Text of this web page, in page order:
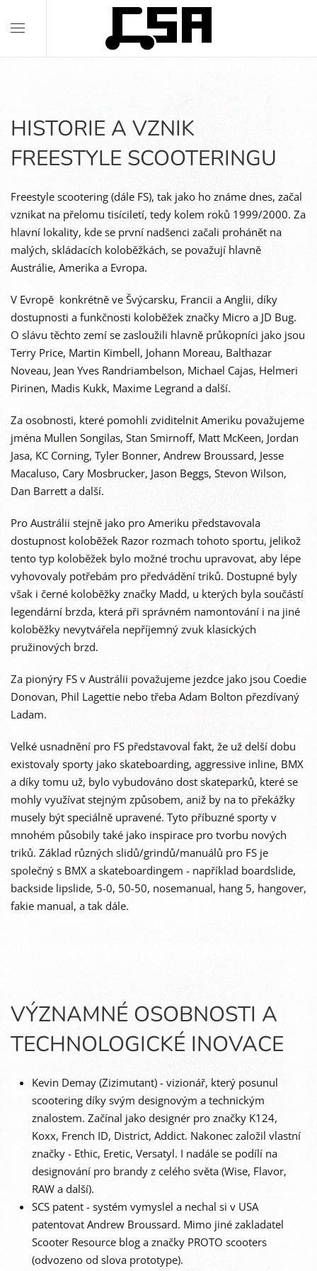
HISTORIE A VZNIK
FREESTYLE SCOOTERINGU
Freestyle scootering (dále FS), tak jako ho známe dnes, začal
vznikat na přelomu tisíciletí, tedy kolem roků 1999/2000. Za
hlavní lokality, kde se první nadšenci začali prohánět na
malých, skládacích koloběžkách, se považují hlavně
Austrálie, Amerika a Evropa.
V Evropě konkrétně ve Švýcarsku, Francii a Anglii, díky
dostupnosti a funkčnosti koloběžek značky Micro a JD Bug.
O slávu těchto zemí se zasloužili hlavně průkopníci jako jsou
Terry Price, Martin Kimbell, Johann Moreau, Balthazar
Noveau, Jean Yves Randriambelson, Michael Cajas, Helmeri
Pirinen, Madis Kukk, Maxime Legrand a další.
Za osobnosti, které pomohli zviditelnit Ameriku považujeme
jména Mullen Songilas, Stan Smirnoff, Matt McKeen, Jordan
Jasa, KC Corning, Tyler Bonner, Andrew Broussard, Jesse
Macaluso, Cary Mosbrucker, Jason Beggs, Stevon Wilson,
Dan Barrett a další.
Pro Austrálii stejně jako pro Ameriku představovala
dostupnost koloběžek Razor rozmach tohoto sportu, jelikož
tento typ koloběžek bylo možné trochu upravovat, aby lépe
vyhovovaly potřebám pro předvádění triků. Dostupné byly
však i černé koloběžky značky Madd, u kterých byla součástí
legendární brzda, která při správném namontování i na jiné
koloběžky nevytvářela nepříjemný zvuk klasických
pružinových brzd.
Za pionýry FS v Austrálii považujeme jezdce jako jsou Coedie
Donovan, Phil Lagettie nebo třeba Adam Bolton přezdívaný
Ladam.
Velké usnadnění pro FS představoval fakt, že už delší dobu
existovaly sporty jako skateboarding, aggressive inline, BMX
a díky tomu už, bylo vybudováno dost skateparků, které se
mohly využívat stejným způsobem, aniž by na to překážky
musely být speciálně upravené. Tyto příbuzné sporty v
mnohém působily také jako inspirace pro tvorbu nových
triků. Základ různých slidů/grindů/manuálů pro FS je
společný s BMX a skateboardingem - například boardslide,
backside lipslide, 5-0, 50-50, nosemanual, hang 5, hangover,
fakie manual, a tak dále.
VÝZNAMNÉ OSOBNOSTI A
TECHNOLOGICKÉ INOVACE
Kevin Demay (Zizimutant) - vizionář, který posunul
scootering díky svým designovým a technickým
znalostem. Začínal jako designér pro značky K124,
Koxx, French ID, District, Addict. Nakonec založil vlastní
značky - Ethic, Eretic, Versatyl. I nadále se podílí na
designování pro brandy z celého světa (Wise, Flavor,
RAW a další).
SCS patent - systém vymyslel a nechal si v USA
patentovat Andrew Broussard. Mimo jiné zakladatel
Scooter Resource blog a značky PROTO scooters
(odvozeno od slova prototype).